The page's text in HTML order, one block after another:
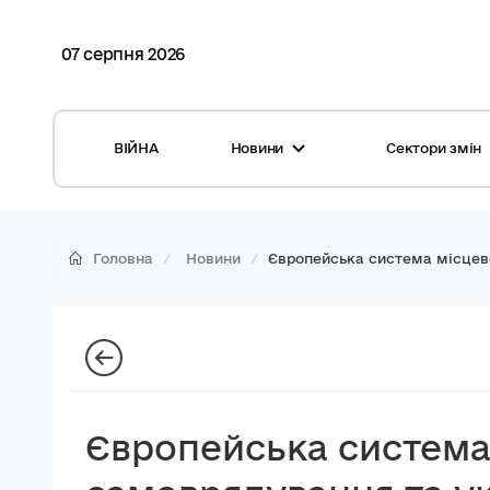
07 серпня 2026
ВІЙНА Новини
Глосарій
Репортажі з громад
Сектори змін
Медицина
Безпека
Головна Новини Європейська система
Європейська